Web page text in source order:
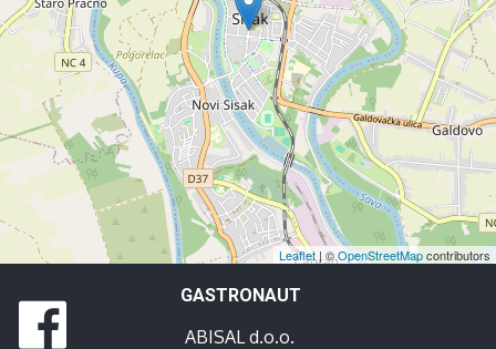
Leaflet| ©OpenStreetMapcontributors
GASTRONAUT
ABISAL d.o.o.